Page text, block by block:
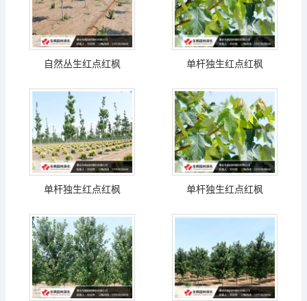
自然丛生红点红枫 单杆独生红点红枫
单杆独生红点红枫 单杆独生红点红枫